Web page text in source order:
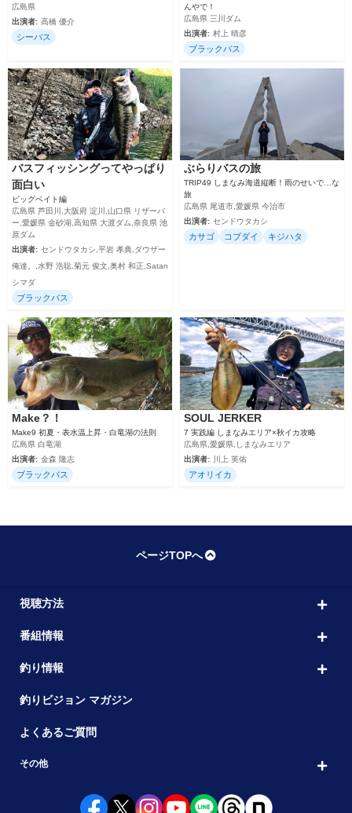
広島県
出演者: 高橋 優介
シーバス
んやで！
広島県 三川ダム
出演者: 村上 晴彦
ブラックバス
バスフィッシングってやっぱり
面白い
ビッグベイト編
広島県 芦田川,大阪府 淀川,山口県 リザーバ
ー,愛媛県 金砂湖,高知県 大渡ダム,奈良県 池
原ダム
出演者: センドウタカシ,平岩 孝典,ダウザー
俺達。,水野 浩聡,菊元 俊文,奥村 和正,Satan
シマダ
ブラックバス
ぶらりバスの旅
TRIP49 しまなみ海道縦断！雨のせいで…な
旅
広島県 尾道市,愛媛県 今治市
出演者: センドウタカシ
カサゴ コブダイ キジハタ
Make？！
Make9 初夏・表水温上昇・白竜湖の法則
広島県 白竜湖
出演者: 金森 隆志
ブラックバス
SOUL JERKER
7 実践編 しまなみエリア×秋イカ攻略
広島県,愛媛県,しまなみエリア
出演者:
川上 英佑
アオリイカ
ページTOPへ
視聴方法
番組情報
釣り情報
釣りビジョン マガジン
よくあるご質問
その他